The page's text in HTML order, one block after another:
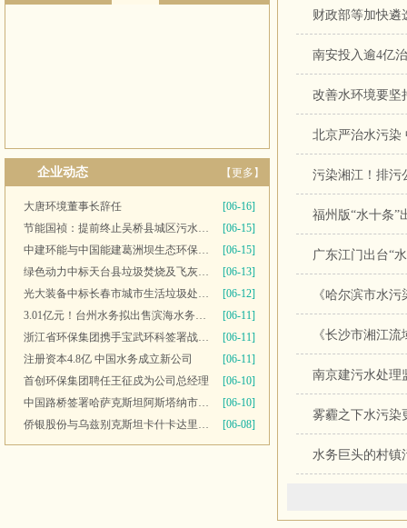
企业动态 【更多】
大唐环境董事长辞任
[06-16]
节能国祯：提前终止吴桥县城区污水处理厂PPP项目合同
[06-15]
中建环能与中国能建葛洲坝生态环保公司开展座谈交流
[06-15]
绿色动力中标天台县垃圾焚烧及飞灰填埋场运维服务
[06-13]
光大装备中标长春市城市生活垃圾处理中心渗滤液系统更新改造项目
[06-12]
3.01亿元！台州水务拟出售滨海水务全部股权
[06-11]
浙江省环保集团携手宝武环科签署战略合作协议
[06-11]
注册资本4.8亿 中国水务成立新公司
[06-11]
首创环保集团聘任王征戍为公司总经理
[06-10]
中国路桥签署哈萨克斯坦阿斯塔纳市2号污水处理厂项目商务合同
[06-10]
侨银股份与乌兹别克斯坦卡什卡达里亚州签署合作备忘录
[06-08]
财政部等加快遴
南安投入逾4亿
改善水环境要坚
北京严治水污染
污染湘江！排污
福州版“水十条”
广东江门出台“
《哈尔滨市水
《长沙市湘江
南京建污水处理
雾霾之下水污染
水务巨头的村镇